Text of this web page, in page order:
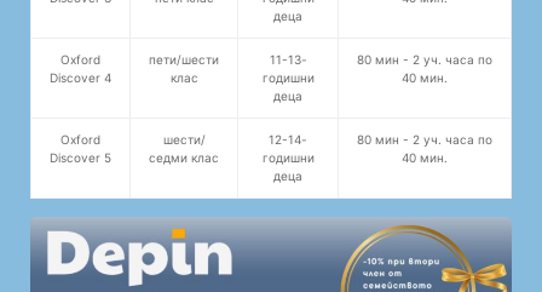
деца
Oxford
Discover 4
пети/шести
клас
11-13-
годишни
деца
80 мин - 2 уч. часа по
40 мин.
Oxford
Discover 5
шести/
седми клас
12-14-
годишни
деца
80 мин - 2 уч. часа по
40 мин.